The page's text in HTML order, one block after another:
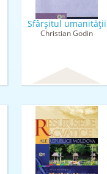
Sfârşitul umanităţii
Christian Godin